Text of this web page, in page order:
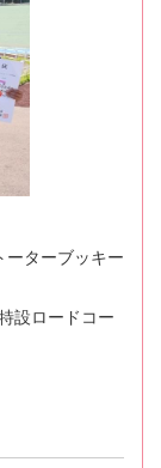
ーターブッキー
設ロードコー